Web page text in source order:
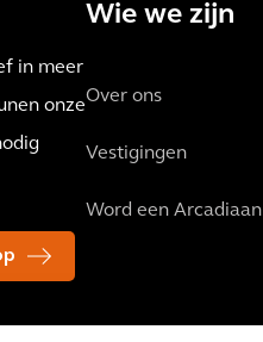
in meer
onze
Wie we zijn
Over ons
Vestigingen
Word een Arcadiaan